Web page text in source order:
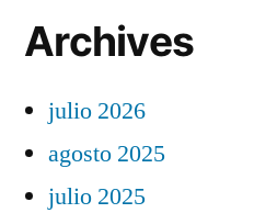
Archives
julio 2026
agosto 2025
julio 2025